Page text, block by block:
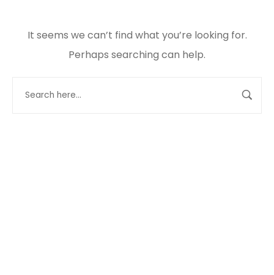
It seems we can’t find what you’re looking for.
Perhaps searching can help.